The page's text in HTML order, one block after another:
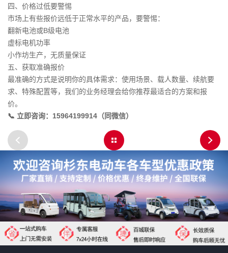
四、价格过低要警惕
市场上有些报价远低于正常水平的产品，要警惕：
翻新电池或B级电池
虚标电机功率
小作坊生产，无质量保证
五、获取准确报价
最准确的方式是说明你的具体需求：使用场景、载人数量、续航要
求、特殊配置等，我们的业务经理会给你推荐最适合的方案和报
价。
📞 立即咨询：15964199914（同微信）